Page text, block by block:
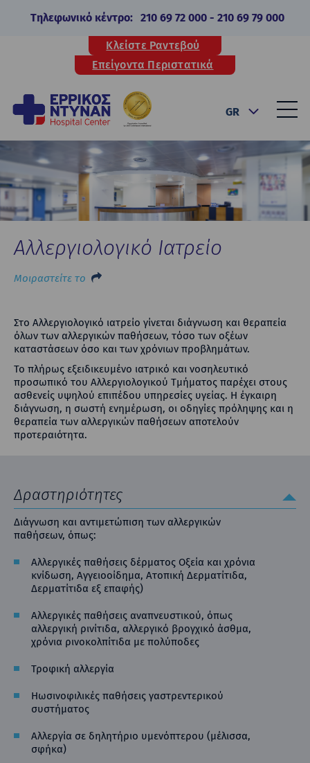
Τηλεφωνικό κέντρο: 210 69 72 000- 210 69 79 000
Κλείστε Ραντεβού
Επείγοντα Περιστατικά
GR
Αλλεργιολογικό Ιατρείο
Μοιραστείτε το
Στο Αλλεργιολογικό ιατρείο γίνεται διάγνωση και θεραπεία
όλων των αλλεργικών παθήσεων, τόσο των οξέων
καταστάσεων όσο και των χρόνιων προβλημάτων.
Το πλήρως εξειδικευμένο ιατρικό και νοσηλευτικό
προσωπικό του Αλλεργιολογικού Τμήματος παρέχει στους
ασθενείς υψηλού επιπέδου υπηρεσίες υγείας. Η έγκαιρη
διάγνωση, η σωστή ενημέρωση, οι οδηγίες πρόληψης και η
θεραπεία των αλλεργικών παθήσεων αποτελούν
προτεραιότητα.
Δραστηριότητες
Διάγνωση και αντιμετώπιση των αλλεργικών
παθήσεων, όπως:
Αλλεργικές παθήσεις δέρματος Οξεία και χρόνια
κνίδωση, Αγγειοοίδημα, Ατοπική Δερματίτιδα,
Δερματίτιδα εξ επαφής)
Αλλεργικές παθήσεις αναπνευστικού, όπως
αλλεργική ρινίτιδα, αλλεργικό βρογχικό άσθμα,
χρόνια ρινοκολπίτιδα με πολύποδες
Τροφική αλλεργία
Ηωσινοφιλικές παθήσεις γαστρεντερικού
συστήματος
Αλλεργία σε δηλητήριο υμενόπτερου (μέλισσα,
σφήκα)